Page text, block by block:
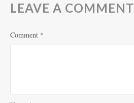
LEAVE A COMMENT
Comment *